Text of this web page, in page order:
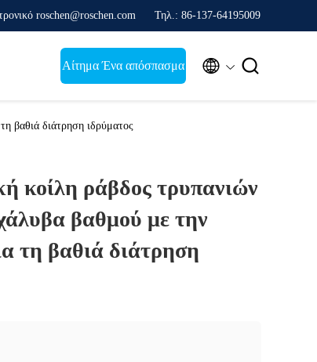
roschen@roschen.com Τηλ.: 86-137-64195009
Αίτημα Ένα απόσπασμα  
βαθιά διάτρηση ιδρύματος
κοίλη ράβδος τρυπανιών
βαθμού με την
τη βαθιά διάτρηση